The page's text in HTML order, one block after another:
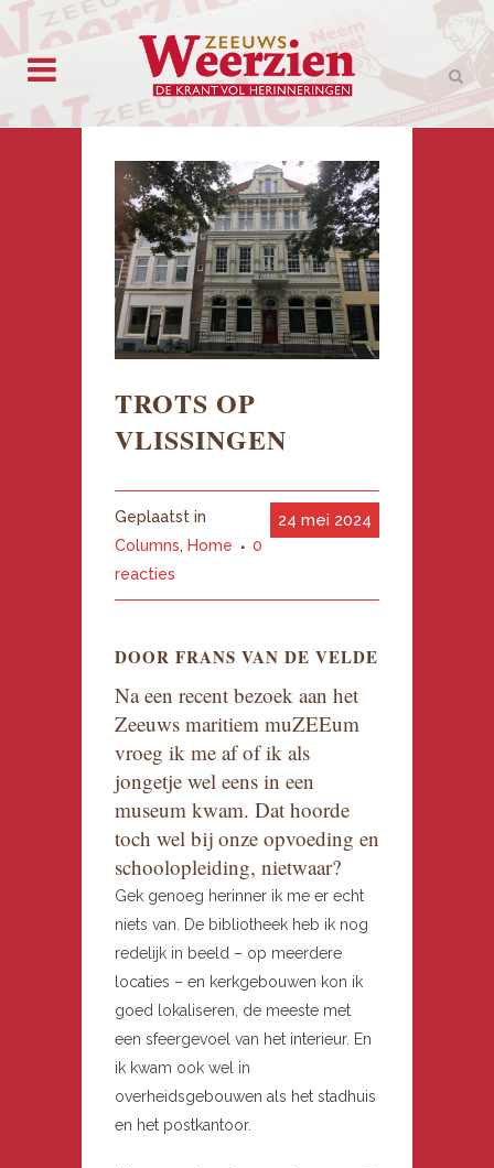
TROTS OP
VLISSINGEN
24 mei 2024
Geplaatst in
Columns, Home
0
reacties
DOOR FRANS VAN DE VELDE
Na een recent bezoek aan het
Zeeuws maritiem muZEEum
vroeg ik me af of ik als
jongetje wel eens in een
museum kwam. Dat hoorde
toch wel bij onze opvoeding en
schoolopleiding, nietwaar?
Gek genoeg herinner ik me er echt
niets van. De bibliotheek heb ik nog
redelijk in beeld – op meerdere
locaties – en kerkgebouwen kon ik
goed lokaliseren, de meeste met
een sfeergevoel van het interieur. En
ik kwam ook wel in
overheidsgebouwen als het stadhuis
en het postkantoor.